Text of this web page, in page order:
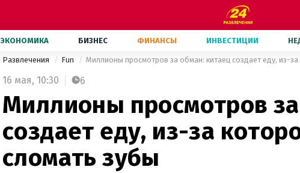
ЭКОНОМИКА БИЗНЕС ФИНАНСЫ ИНВЕСТИЦИИ
Развлечения Fun Миллионы просмотров за обман: китаец создает еду, из-
16 мая, 10:30 6
Миллионы просмотров
создает еду, из-за
сломать зубы